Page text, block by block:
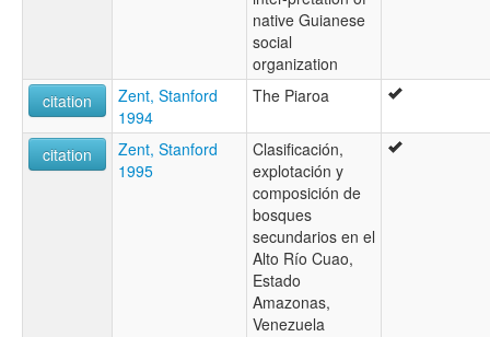
native Guianese
social
organization
citation
Zent, Stanford
1994
The Piaroa
citation
Zent, Stanford
1995
Clasificación,
explotación y
composición de
bosques
secundarios en el
Alto Río Cuao,
Estado
Amazonas,
Venezuela